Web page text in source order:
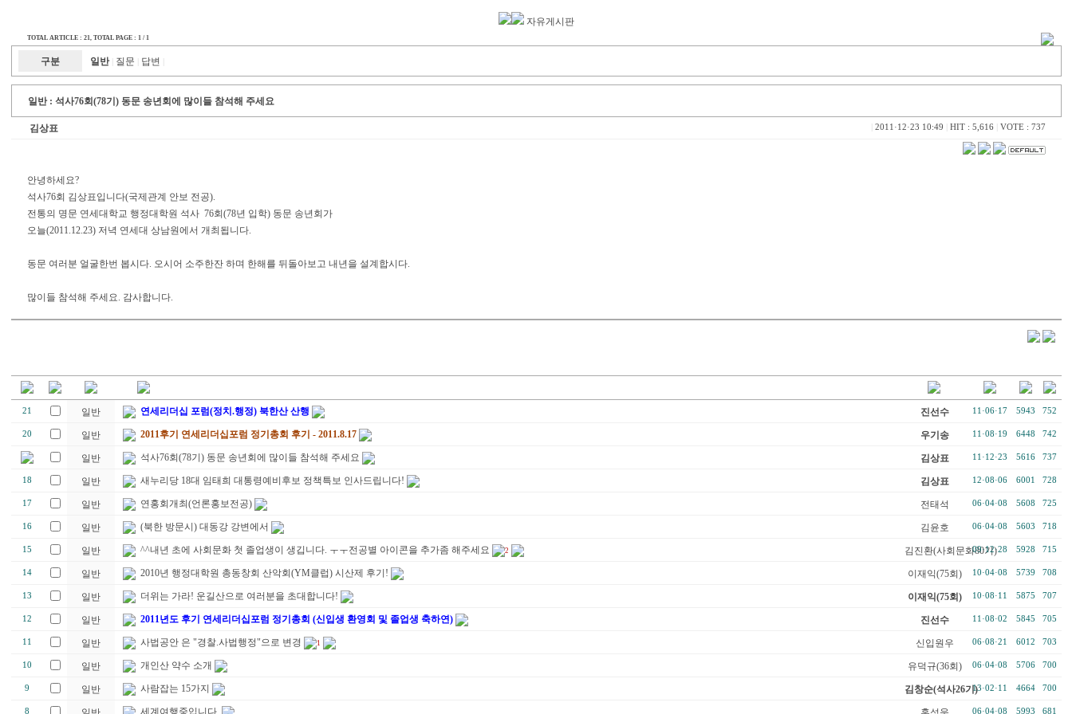
자유게시판
TOTAL ARTICLE : 21, TOTAL PAGE : 1 / 1
구분 일반 질문 답변
일반 : 석사76회(78기) 동문 송년회에 많이들 참석해 주세요
김상표 2011·12·23 10:49 HIT : 5,616 VOTE : 737
안녕하세요?
석사76회 김상표입니다(국제관계 안보 전공).
전통의 명문 연세대학교 행정대학원 석사 76회(78년 입학) 동문 송년회가
오늘(2011.12.23) 저녁 연세대 상남원에서 개최됩니다.
동문 여러분 얼굴한번 봅시다. 오시어 소주한잔 하며 한해를 뒤돌아보고 내년을 설계합시다.
많이들 참석해 주세요. 감사합니다.
21 일반 연세리더십 포럼(정치.행정) 북한산 산행 진선수 11·06·17 5943 752
20 일반 2011후기 연세리더십포럼 정기총회 후기 - 2011.8.17 우기송 11·08·19 6448 742
일반 석사76회(78기) 동문 송년회에 많이들 참석해 주세요 김상표 11·12·23 5616 737
18 일반 새누리당 18대 임태희 대통령예비후보 정책특보 인사드립니다! 김상표 12·08·06 6001 728
17 일반 연홍회개최(언론홍보전공) 전태석 06·04·08 5608 725
16 일반 (북한 방문시) 대동강 강변에서 김윤호 06·04·08 5603 718
15 일반 ^^내년 초에 사회문화 첫 졸업생이 생깁니다. ㅜㅜ전공별 아이콘을 추가좀 해주세요 2 김진환(사회문화80기)
09·12·28 5928 715
14 일반 2010년 행정대학원 총동창회 산악회(YM클럽) 시산제 후기! 이재익(75회) 10·04·08 5739 708
13 일반 더위는 가라! 운길산으로 여러분을 초대합니다! 이재익(75회) 10·08·11 5875 707
12 일반 2011년도 후기 연세리더십포럼 정기총회 (신입생 환영회 및 졸업생 축하연) 진선수 11·08·02 5845 705
11 일반 사법공안 은 "경찰.사법행정"으로 변경 1 신입원우 06·08·21 6012 703
10 일반 개인산 약수 소개 유덕규(36회) 06·04·08 5706 700
9 일반 사람잡는 15가지 김창순(석사26기)13·02·11 4664 700
8 세계여행중입니다. 06·04·08 5993 681